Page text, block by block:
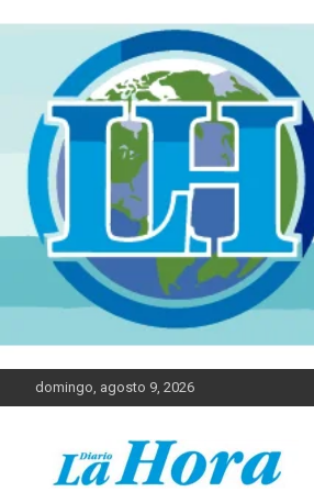
domingo, agosto 9, 2026